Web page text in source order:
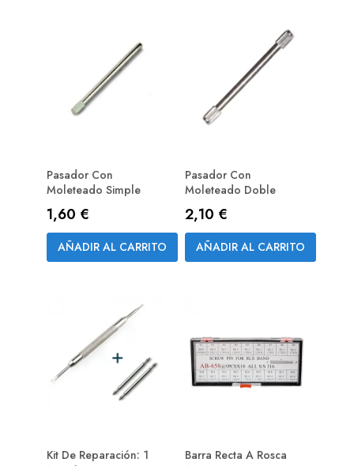
Pasador Con
Moleteado Simple
Precio
1,60 €
AÑADIR AL CARRITO
Pasador Con
Moleteado Doble
Precio
2,10 €
AÑADIR AL CARRITO
Kit De Reparación: 1
Barra Recta A Rosca